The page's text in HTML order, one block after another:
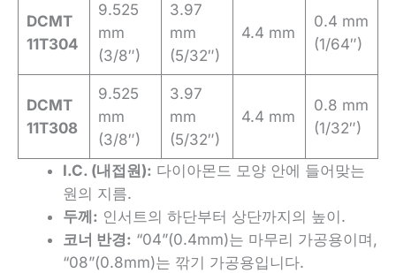
DCMT
11T304
9.525
mm
(3/8″)
3.97
mm
(5/32″)
4.4 mm
0.4 mm
(1/64″)
DCMT
11T308
9.525
mm
(3/8″)
3.97
mm
(5/32″)
4.4 mm
0.8 mm
(1/32″)
I.C. (내접원): 다이아몬드 모양 안에 들어맞는
원의 지름.
두께: 인서트의 하단부터 상단까지의 높이.
코너 반경: “04”(0.4mm)는 마무리 가공용이며,
“08”(0.8mm)는 깎기 가공용입니다.